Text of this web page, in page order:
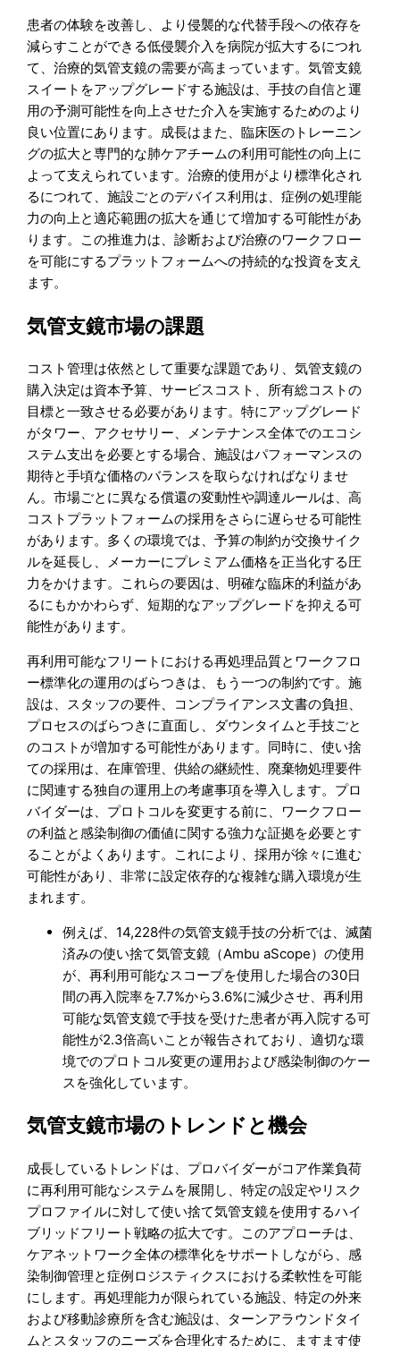
患者の体験を改善し、より侵襲的な代替手段への依存を
減らすことができる低侵襲介入を病院が拡大するにつれ
て、治療的気管支鏡の需要が高まっています。気管支鏡
スイートをアップグレードする施設は、手技の自信と運
用の予測可能性を向上させた介入を実施するためのより
良い位置にあります。成長はまた、臨床医のトレーニン
グの拡大と専門的な肺ケアチームの利用可能性の向上に
よって支えられています。治療的使用がより標準化され
るにつれて、施設ごとのデバイス利用は、症例の処理能
力の向上と適応範囲の拡大を通じて増加する可能性があ
ります。この推進力は、診断および治療のワークフロー
を可能にするプラットフォームへの持続的な投資を支え
ます。
気管支鏡市場の課題
コスト管理は依然として重要な課題であり、気管支鏡の
購入決定は資本予算、サービスコスト、所有総コストの
目標と一致させる必要があります。特にアップグレード
がタワー、アクセサリー、メンテナンス全体でのエコシ
ステム支出を必要とする場合、施設はパフォーマンスの
期待と手頃な価格のバランスを取らなければなりませ
ん。市場ごとに異なる償還の変動性や調達ルールは、高
コストプラットフォームの採用をさらに遅らせる可能性
があります。多くの環境では、予算の制約が交換サイク
ルを延長し、メーカーにプレミアム価格を正当化する圧
力をかけます。これらの要因は、明確な臨床的利益があ
るにもかかわらず、短期的なアップグレードを抑える可
能性があります。
再利用可能なフリートにおける再処理品質とワークフロ
ー標準化の運用のばらつきは、もう一つの制約です。施
設は、スタッフの要件、コンプライアンス文書の負担、
プロセスのばらつきに直面し、ダウンタイムと手技ごと
のコストが増加する可能性があります。同時に、使い捨
ての採用は、在庫管理、供給の継続性、廃棄物処理要件
に関連する独自の運用上の考慮事項を導入します。プロ
バイダーは、プロトコルを変更する前に、ワークフロー
の利益と感染制御の価値に関する強力な証拠を必要とす
ることがよくあります。これにより、採用が徐々に進む
可能性があり、非常に設定依存的な複雑な購入環境が生
まれます。
例えば、14,228件の気管支鏡手技の分析では、滅菌
済みの使い捨て気管支鏡（Ambu aScope）の使用
が、再利用可能なスコープを使用した場合の30日
間の再入院率を7.7%から3.6%に減少させ、再利用
可能な気管支鏡で手技を受けた患者が再入院する可
能性が2.3倍高いことが報告されており、適切な環
境でのプロトコル変更の運用および感染制御のケー
スを強化しています。
気管支鏡市場のトレンドと機会
成長しているトレンドは、プロバイダーがコア作業負荷
に再利用可能なシステムを展開し、特定の設定やリスク
プロファイルに対して使い捨て気管支鏡を使用するハイ
ブリッドフリート戦略の拡大です。このアプローチは、
ケアネットワーク全体の標準化をサポートしながら、感
染制御管理と症例ロジスティクスにおける柔軟性を可能
にします。再処理能力が限られている施設、特定の外来
および移動診療所を含む施設は、ターンアラウンドタイ
ムとスタッフのニーズを合理化するために、ますます使